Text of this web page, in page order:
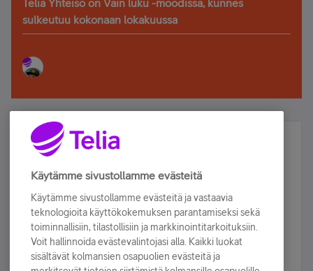
Telia Yhteisö on Vain luku -moodissa, kunnes
sulkeutuu kokonaan lokakuussa
Älä jää paitsi – osallistu ja voita!
Tilaa Telian uutiskirje ja olet mukana arvonnassa.
sähköpostiisi.
Tilaa nyt
Käytämme sivustollamme evästeitä
Käytämme sivustollamme evästeitä ja vastaavia
teknologioita käyttökokemuksen parantamiseksi sekä
toiminnallisiin, tilastollisiin ja markkinointitarkoituksiin.
Voit hallinnoida evästevalintojasi alla. Kaikki luokat
sisältävät kolmansien osapuolien evästeitä ja